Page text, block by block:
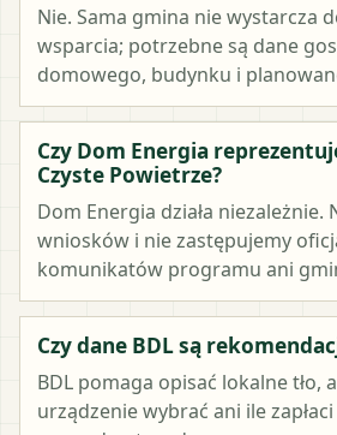
Nie. Sama gmina nie wystarcza
wsparcia; potrzebne są dane
domowego, budynku i
Czy Dom Energia
Czyste Powietrze?
Dom Energia działa niezależnie.
wniosków i nie zastępujemy
komunikatów programu ani
Czy dane BDL są
BDL pomaga opisać lokalne tło,
urządzenie wybrać ani ile